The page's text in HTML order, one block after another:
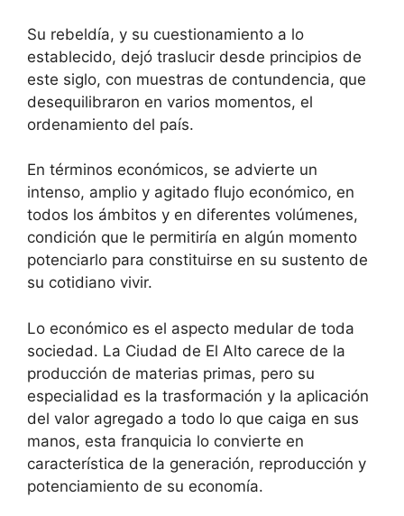
Su rebeldía, y su cuestionamiento a lo
establecido, dejó traslucir desde principios de
este siglo, con muestras de contundencia, que
desequilibraron en varios momentos, el
ordenamiento del país.
En términos económicos, se advierte un
intenso, amplio y agitado flujo económico, en
todos los ámbitos y en diferentes volúmenes,
condición que le permitiría en algún momento
potenciarlo para constituirse en su sustento de
su cotidiano vivir.
Lo económico es el aspecto medular de toda
sociedad. La Ciudad de El Alto carece de la
producción de materias primas, pero su
especialidad es la trasformación y la aplicación
del valor agregado a todo lo que caiga en sus
manos, esta franquicia lo convierte en
característica de la generación, reproducción y
potenciamiento de su economía.